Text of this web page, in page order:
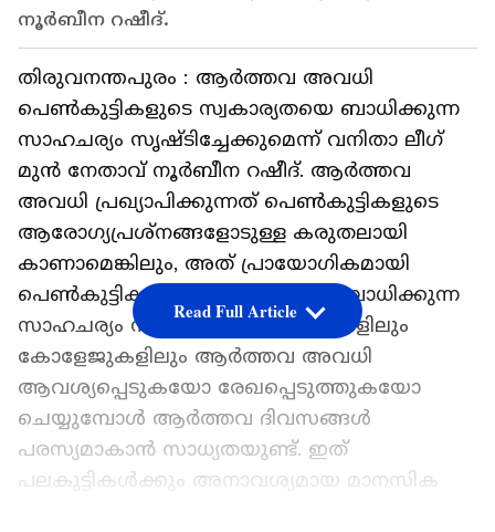
നൂർബീന റഷീദ്.
തിരുവനന്തപുരം : ആർത്തവ അവധി
പെൺകുട്ടികളുടെ സ്വകാര്യതയെ ബാധിക്കുന്ന
സാഹചര്യം സൃഷ്ടിച്ചേക്കുമെന്ന് വനിതാ ലീഗ്
മുൻ നേതാവ് നൂർബീന റഷീദ്. ആർത്തവ
അവധി പ്രഖ്യാപിക്കുന്നത് പെൺകുട്ടികളുടെ
ആരോഗ്യപ്രശ്നങ്ങളോടുള്ള കരുതലായി
കാണാമെങ്കിലും, അത് പ്രായോഗികമായി
പെൺകുട്ടികളുടെ സ്വകാര്യതയെ ബാധിക്കുന്ന
സാഹചര്യം സൃഷ്ടിക്കാം. സ്കൂളുകളിലും
കോളേജുകളിലും ആർത്തവ അവധി
ആവശ്യപ്പെടുകയോ രേഖപ്പെടുത്തുകയോ
ചെയ്യുമ്പോൾ ആർത്തവ ദിവസങ്ങൾ
പരസ്യമാകാൻ സാധ്യതയുണ്ട്. ഇത്
പലകുട്ടികൾക്കും അനാവശ്യമായ മാനസിക
Read Full Article